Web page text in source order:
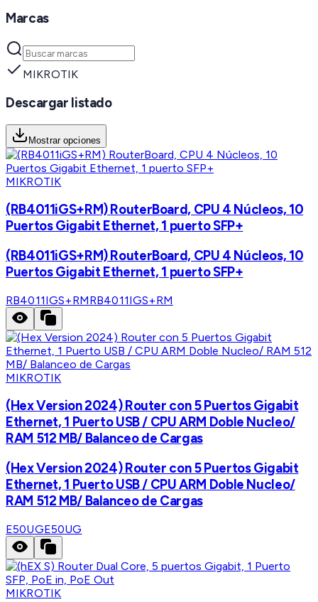
Marcas
MIKROTIK
Descargar listado
Mostrar opciones
MIKROTIK
(RB4011iGS+RM) RouterBoard, CPU 4 Núcleos, 10
Puertos Gigabit Ethernet, 1 puerto SFP+
(RB4011iGS+RM) RouterBoard, CPU 4 Núcleos, 10
Puertos Gigabit Ethernet, 1 puerto SFP+
RB4011IGS+RMRB4011IGS+RM
MIKROTIK
(Hex Version 2024) Router con 5 Puertos Gigabit
Ethernet, 1 Puerto USB / CPU ARM Doble Nucleo/
RAM 512 MB/ Balanceo de Cargas
(Hex Version 2024) Router con 5 Puertos Gigabit
Ethernet, 1 Puerto USB / CPU ARM Doble Nucleo/
RAM 512 MB/ Balanceo de Cargas
E50UGE50UG
MIKROTIK